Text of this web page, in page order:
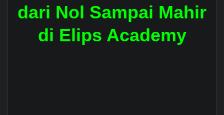
dari Nol Sampai Mahir
di Elips Academy